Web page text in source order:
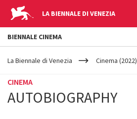
LA BIENNALE DI VENEZIA
YOUR
ARE
La Biennale di Venezia Cinema (2022)
CINEMA
AUTOBIOGRAPHY
BIENNALE CINEMA